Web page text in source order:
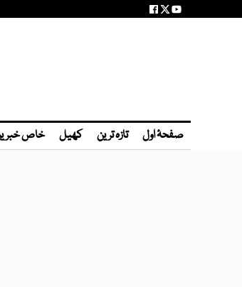
صفحۂ اول تازہ ترین کھیل خاص